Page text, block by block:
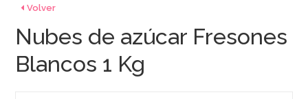
Volver
Nubes de azúcar Fresones
Blancos 1 Kg